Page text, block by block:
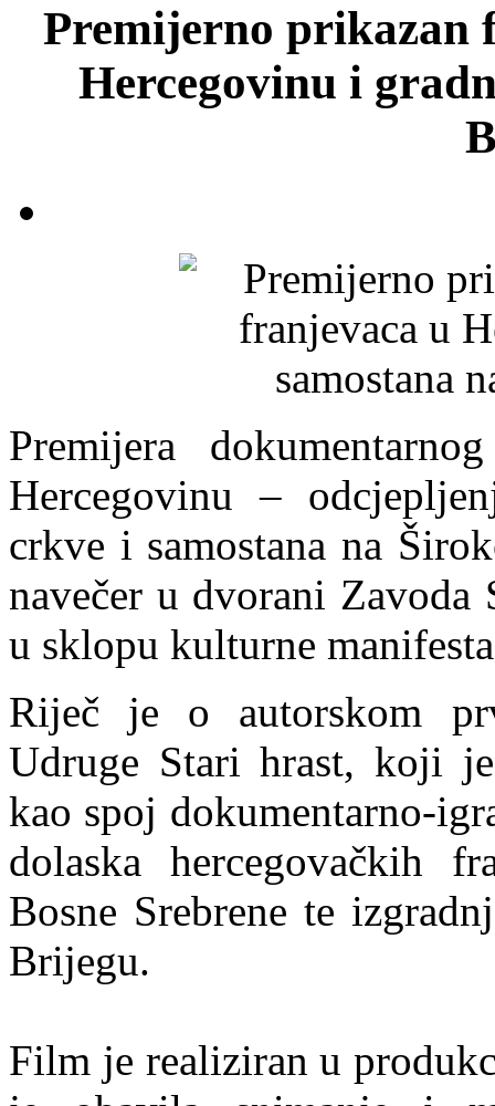
Premijerno prikazan
Hercegovinu i
Premijera
Hercegovinu –
crkve i samostana na
navečer u dvorani
u sklopu kulturne
Riječ je o autorskom
Udruge Stari hrast, koji
kao spoj dokumentarno-
dolaska hercegovačkih
Bosne Srebrene te
Brijegu.
Film je realiziran u